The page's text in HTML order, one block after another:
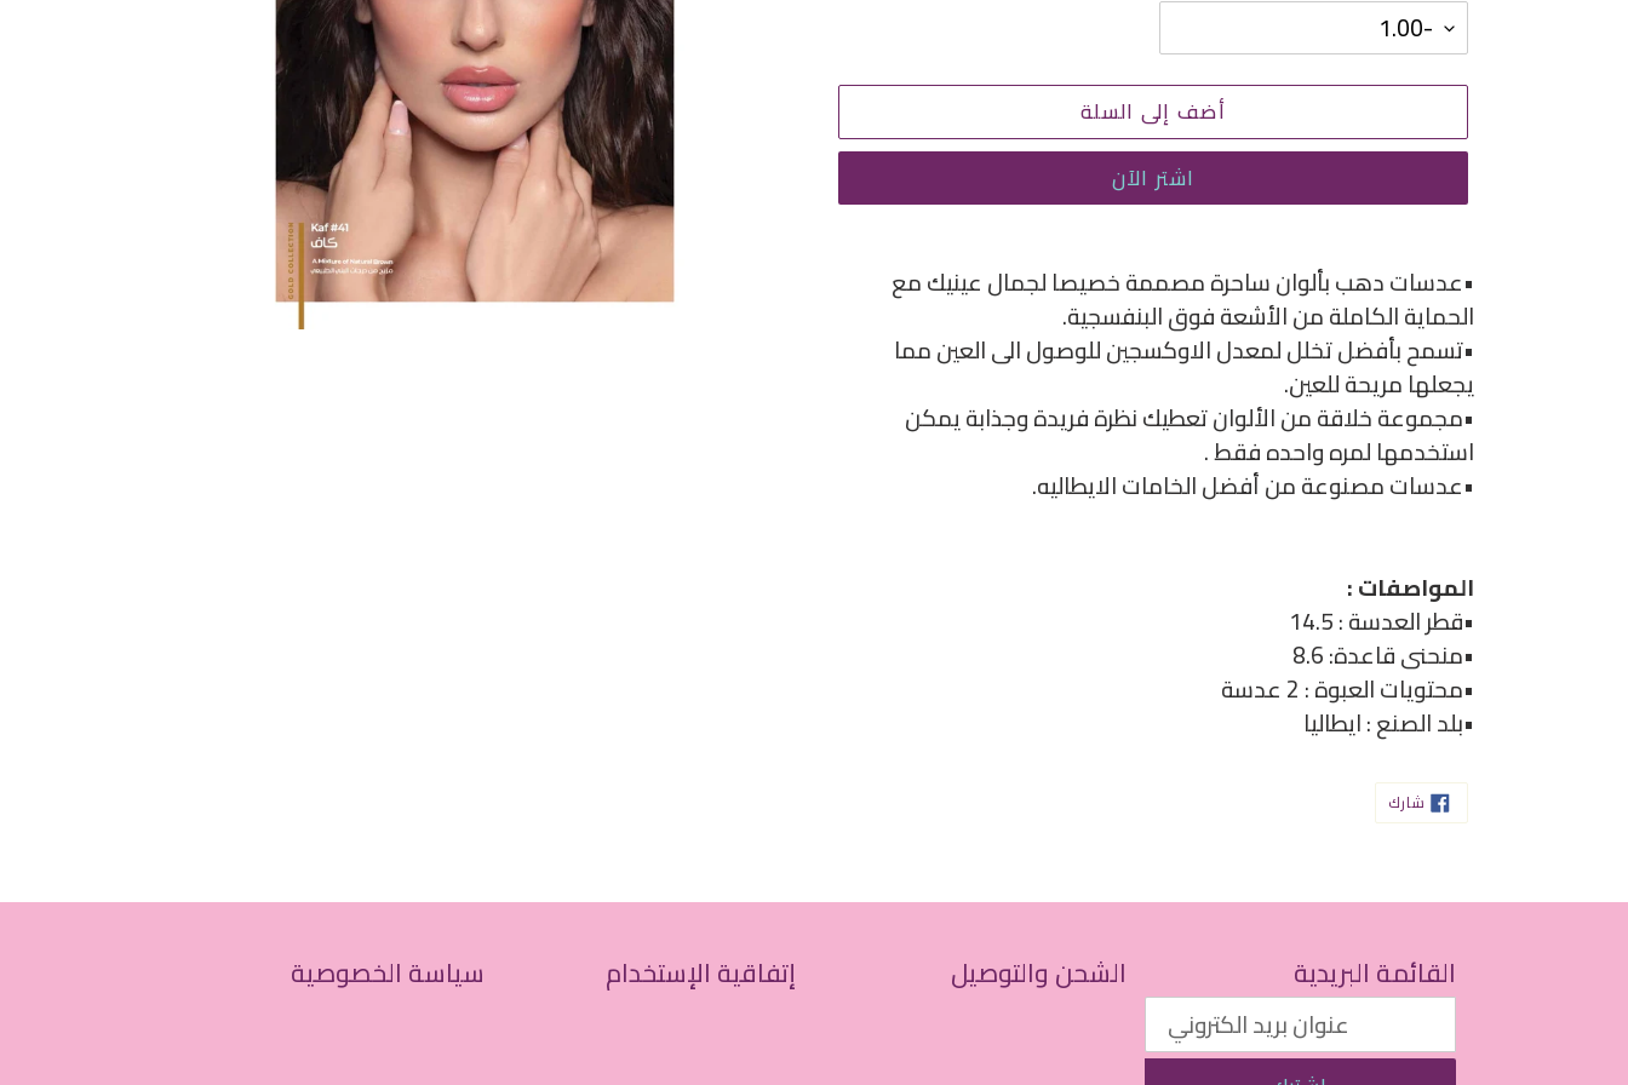
أضف إلى السلة
اشتر الآن
منتج
إلى
سلة
التسوق
الخاصة
بك
•عدسات دهب بألوان ساحرة مصممة خصيصا لجمال عينيك مع
الحماية الكاملة من الأشعة فوق البنفسجية.
•تسمح بأفضل تخلل لمعدل الاوكسجين للوصول الى العين مما
يجعلها مريحة للعين.
•مجموعة خلاقة من الألوان تعطيك نظرة فريدة وجذابة يمكن
استخدمها لمره واحده فقط .
•عدسات مصنوعة من أفضل الخامات الايطاليه.
المواصفات :
•قطر العدسة : 14.5
•منحنى قاعدة: 8.6
•محتويات العبوة : 2 عدسة
•بلد الصنع : ايطاليا
شاركشارك
على
الفيسبوك
القائمة البريدية الشحن والتوصيل إتفاقية الإستخدام سياسة الخصوصية